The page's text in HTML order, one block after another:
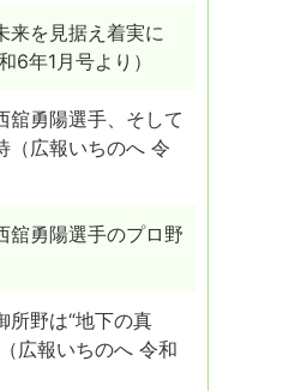
来を見据え着実に
6年1月号より）
舘勇陽選手、そして
（広報いちのへ 令
舘勇陽選手のプロ野
所野は“地下の真
広報いちのへ 令和